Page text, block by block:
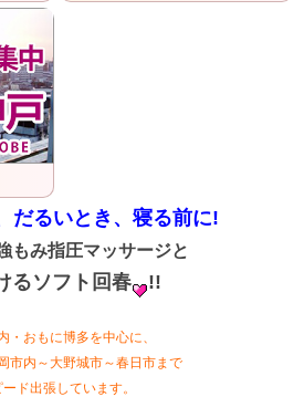
だるいとき、寝る前に!
もみ指圧マッサージと
るソフト回春 !!
・おもに博多を中心に、
市内～大野城市～春日市まで
ード出張しています。